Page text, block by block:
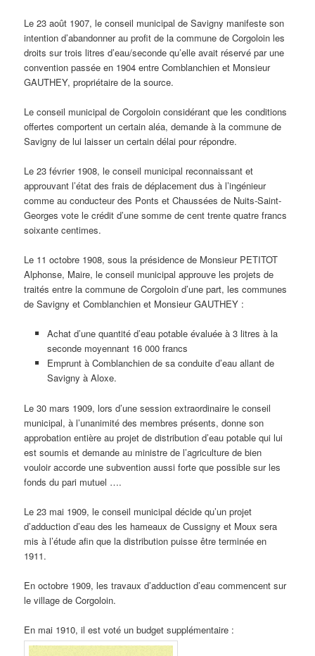
Le 23 août 1907, le conseil municipal de Savigny manifeste son
intention d’abandonner au profit de la commune de Corgoloin les
droits sur trois litres d’eau/seconde qu’elle avait réservé par une
convention passée en 1904 entre Comblanchien et Monsieur
GAUTHEY, propriétaire de la source.
Le conseil municipal de Corgoloin considérant que les conditions
offertes comportent un certain aléa, demande à la commune de
Savigny de lui laisser un certain délai pour répondre.
Le 23 février 1908, le conseil municipal reconnaissant et
approuvant l’état des frais de déplacement dus à l’ingénieur
comme au conducteur des Ponts et Chaussées de Nuits-Saint-
Georges vote le crédit d’une somme de cent trente quatre francs
soixante centimes.
Le 11 octobre 1908, sous la présidence de Monsieur PETITOT
Alphonse, Maire, le conseil municipal approuve les projets de
traités entre la commune de Corgoloin d’une part, les communes
de Savigny et Comblanchien et Monsieur GAUTHEY :
Achat d’une quantité d’eau potable évaluée à 3 litres à la
seconde moyennant 16 000 francs
Emprunt à Comblanchien de sa conduite d’eau allant de
Savigny à Aloxe.
Le 30 mars 1909, lors d’une session extraordinaire le conseil
municipal, à l’unanimité des membres présents, donne son
approbation entière au projet de distribution d’eau potable qui lui
est soumis et demande au ministre de l’agriculture de bien
vouloir accorde une subvention aussi forte que possible sur les
fonds du pari mutuel ….
Le 23 mai 1909, le conseil municipal décide qu’un projet
d’adduction d’eau des les hameaux de Cussigny et Moux sera
mis à l’étude afin que la distribution puisse être terminée en
1911.
En octobre 1909, les travaux d’adduction d’eau commencent sur
le village de Corgoloin.
En mai 1910, il est voté un budget supplémentaire :